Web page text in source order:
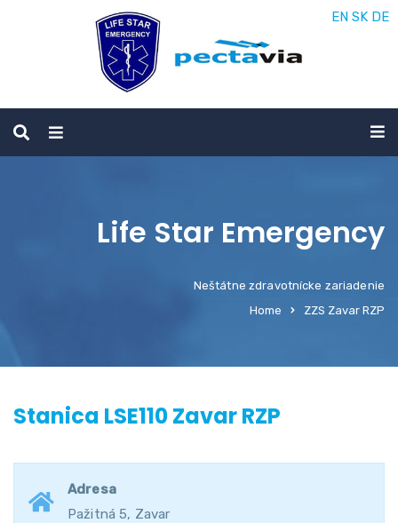
Life Star Emergency
Neštátne zdravotnícke zariadenie
Home
ZZS Zavar RZP
Stanica LSE110 Zavar RZP
Adresa
Pažitná 5, Zavar
EN SK DE